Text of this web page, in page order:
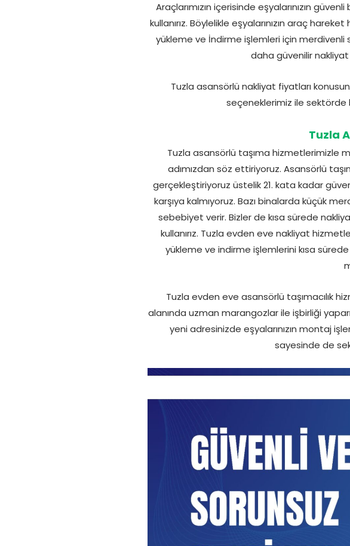
Araçlarımızın içerisinde eşyalarınızın
kullanırız. Böylelikle eşyalarınızın araç
yükleme ve İndirme işlemleri için merdivenli
daha güvenilir nakliyat
Tuzla asansörlü nakliyat fiyatları
seçeneklerimiz ile sektörde
Tuzla
Tuzla asansörlü taşıma hizmetlerimizle
adımızdan söz ettiriyoruz. Asansörlü
gerçekleştiriyoruz üstelik 21. kata kadar
karşıya kalmıyoruz. Bazı binalarda küçük
sebebiyet verir. Bizler de kısa sürede
kullanırız. Tuzla evden eve nakliyat
yükleme ve indirme işlemlerini kısa
Tuzla evden eve asansörlü taşımacılık
alanında uzman marangozlar ile işbirliği
yeni adresinizde eşyalarınızın montaj
sayesinde de